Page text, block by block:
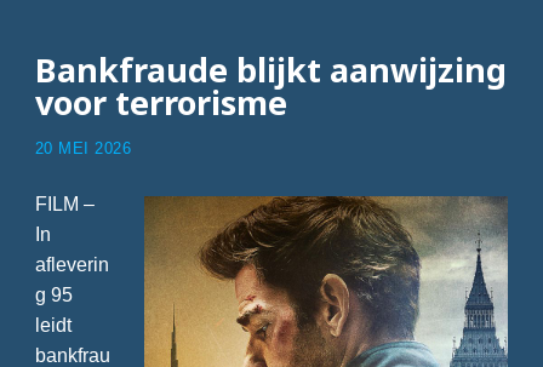
Bankfraude blijkt aanwijzing
voor terrorisme
20 MEI 2026
FILM –
In
afleverin
g 95
leidt
bankfrau